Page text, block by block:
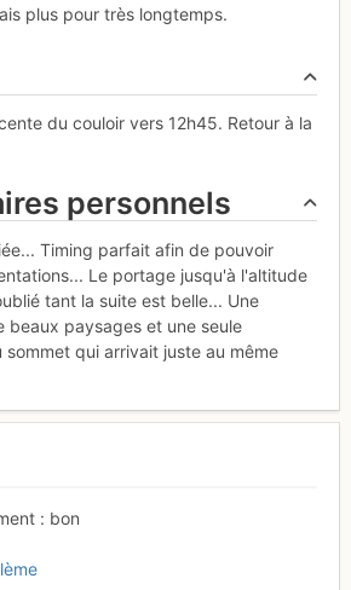
plus pour très longtemps.
du couloir vers 12h45. Retour à la
personnels
Timing parfait afin de pouvoir
Le portage jusqu'à l'altitude
tant la suite est belle... Une
beaux paysages et une seule
sommet qui arrivait juste au même
bon